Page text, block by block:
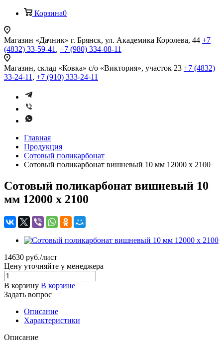
Корзина0
Магазин «Дачник» г. Брянск, ул. Академика Королева, 44 +7
(4832) 33-59-41 , +7 (980) 334-08-11
Магазин, склад «Ковка» с/о «Виктория», участок 23 +7 (4832)
33-24-11 , +7 (910) 333-24-11
Главная
Продукция
Сотовый поликарбонат
Сотовый поликарбонат вишневый 10 мм 12000 x 2100
Сотовый поликарбонат вишневый 10
мм 12000 x 2100
14630 руб./лист
Цену уточняйте у менеджера
В корзину В корзине
Задать вопрос
Описание
Характеристики
Описание